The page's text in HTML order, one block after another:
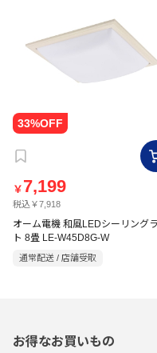
￥ 7,199
税込￥7,918
オーム電機 和風LEDシーリング
ト 8畳 LE-W45D8G-W
通常配送 / 店舗受取
お得なお買いもの